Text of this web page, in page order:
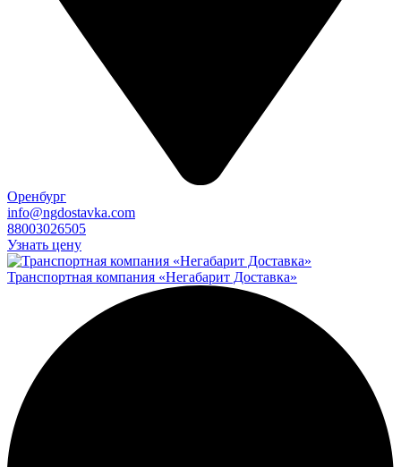
Оренбург
info@ngdostavka.com
88003026505
Узнать цену
Транспортная компания «Негабарит Доставка»